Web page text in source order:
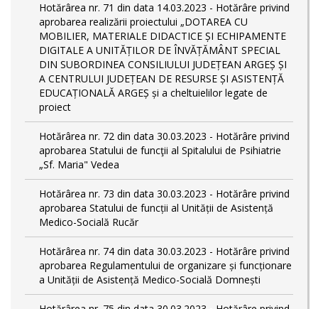
Hotărârea nr. 71 din data 14.03.2023 - Hotărâre privind
aprobarea realizării proiectului „DOTAREA CU
MOBILIER, MATERIALE DIDACTICE ȘI ECHIPAMENTE
DIGITALE A UNITĂȚILOR DE ÎNVĂȚĂMÂNT SPECIAL
DIN SUBORDINEA CONSILIULUI JUDEȚEAN ARGEȘ ȘI
A CENTRULUI JUDEȚEAN DE RESURSE ȘI ASISTENȚĂ
EDUCAȚIONALĂ ARGEȘ și a cheltuielilor legate de
proiect
Hotărârea nr. 72 din data 30.03.2023 - Hotărâre privind
aprobarea Statului de funcţii al Spitalului de Psihiatrie
„Sf. Maria" Vedea
Hotărârea nr. 73 din data 30.03.2023 - Hotărâre privind
aprobarea Statului de funcții al Unității de Asistență
Medico-Socială Rucăr
Hotărârea nr. 74 din data 30.03.2023 - Hotărâre privind
aprobarea Regulamentului de organizare și funcționare
a Unității de Asistență Medico-Socială Domnești